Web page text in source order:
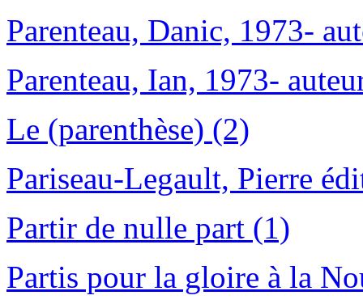
Parenteau, Danic, 1973-
Parenteau, Ian, 1973-
Le (parenthèse) (2)
Pariseau-Legault, Pierre
Partir de nulle part (1)
Partis pour la gloire à la